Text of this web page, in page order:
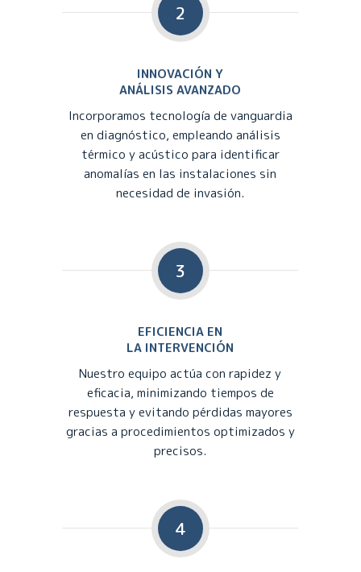
2
INNOVACIÓN Y
ANÁLISIS AVANZADO
Incorporamos tecnología de vanguardia
en diagnóstico, empleando análisis
térmico y acústico para identificar
anomalías en las instalaciones sin
necesidad de invasión.
3
EFICIENCIA EN
LA INTERVENCIÓN
Nuestro equipo actúa con rapidez y
eficacia, minimizando tiempos de
respuesta y evitando pérdidas mayores
gracias a procedimientos optimizados y
precisos.
4